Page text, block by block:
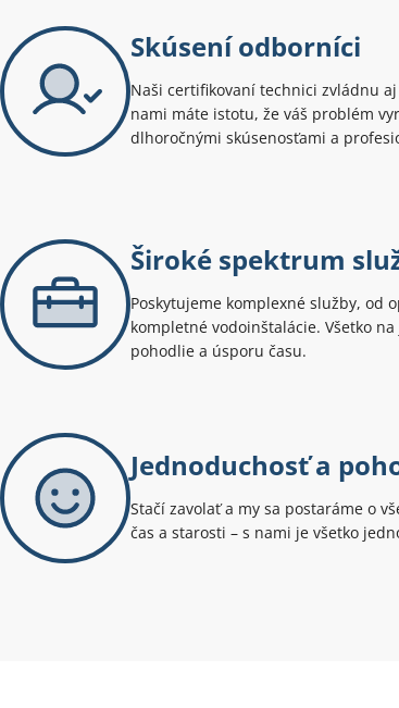
Skúsení odborníci
Naši certifikovaní technici zvládnu
nami máte istotu, že váš problém
dlhoročnými skúsenosťami a
Široké spektrum
Poskytujeme komplexné služby, od
kompletné vodoinštalácie. Všetko
pohodlie a úsporu času.
Jednoduchosť a
Stačí zavolať a my sa postaráme o
čas a starosti – s nami je všetko